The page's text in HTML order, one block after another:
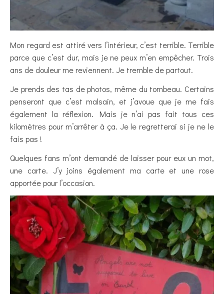
Mon regard est attiré vers l’intérieur, c’est terrible. Terrible
parce que c’est dur, mais je ne peux m’en empêcher. Trois
ans de douleur me reviennent. Je tremble de partout.
Je prends des tas de photos, même du tombeau. Certains
penseront que c’est malsain, et j’avoue que je me fais
également la réflexion. Mais je n’ai pas fait tous ces
kilomètres pour m’arrêter à ça. Je le regretterai si je ne le
fais pas !
Quelques fans m’ont demandé de laisser pour eux un mot,
une carte. J’y joins également ma carte et une rose
apportée pour l’occasion.